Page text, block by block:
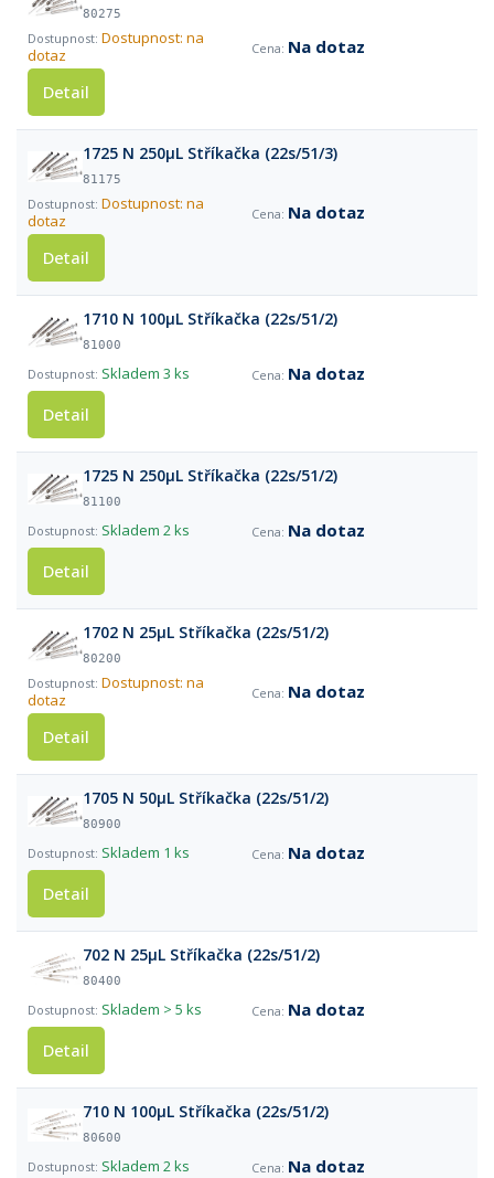
80275
Dostupnost: na
dotaz
Na dotaz
Detail
1725 N 250µL Stříkačka (22s/51/3)
81175
Dostupnost: na
dotaz
Na dotaz
Detail
1710 N 100µL Stříkačka (22s/51/2)
81000
Skladem 3 ks
Na dotaz
Detail
1725 N 250µL Stříkačka (22s/51/2)
81100
Skladem 2 ks
Na dotaz
Detail
1702 N 25µL Stříkačka (22s/51/2)
80200
Dostupnost: na
dotaz
Na dotaz
Detail
1705 N 50µL Stříkačka (22s/51/2)
80900
Skladem 1 ks
Na dotaz
Detail
702 N 25µL Stříkačka (22s/51/2)
80400
Skladem > 5 ks
Na dotaz
Detail
710 N 100µL Stříkačka (22s/51/2)
80600
Skladem 2 ks
Na dotaz